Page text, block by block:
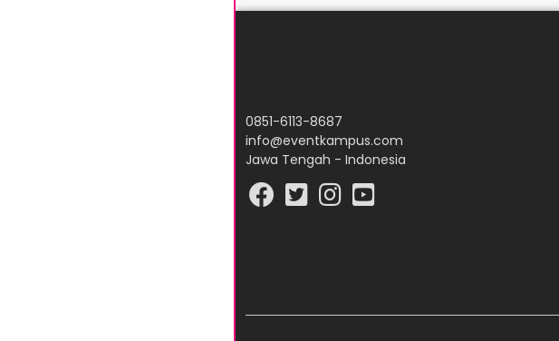
0851-6113-8687
info@eventkampus.com
Jawa Tengah - Indonesia